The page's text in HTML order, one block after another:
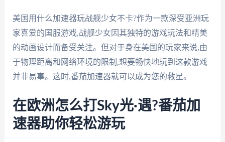
美国用什么加速器玩战舰少女不卡?作为一款深受亚洲玩
家喜爱的国服游戏,战舰少女因其独特的游戏玩法和精美
的动画设计而备受关注。但对于身在美国的玩家来说,由
于物理距离和网络环境的限制,想要畅快地玩到这款游戏
并非易事。这时,番茄加速器就可以成为您的救星。
在欧洲怎么打Sky光·遇?番茄加
速器助你轻松游玩